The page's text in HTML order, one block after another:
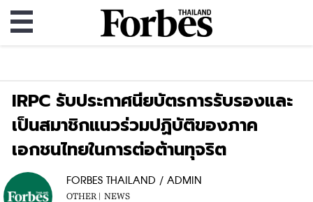
IRPC รับประกาศนียบัตรการรับรองและ
เป็นสมาชิกแนวร่วมปฏิบัติของภาค
เอกชนไทยในการต่อต้านทุจริต
FORBES THAILAND / ADMIN
OTHER |
NEWS